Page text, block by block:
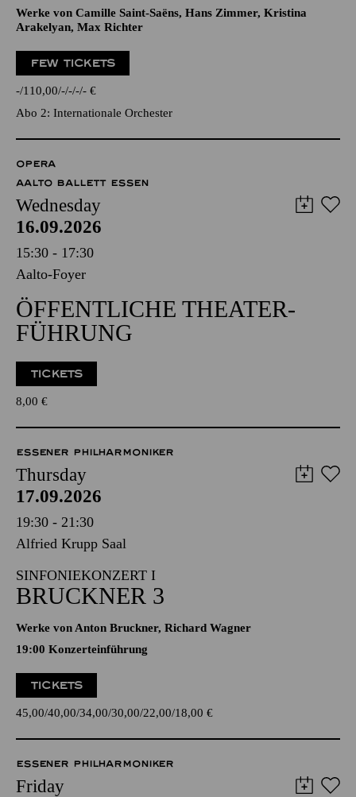
Werke von Camille Saint-Saëns, Hans Zimmer, Kristina
Arakelyan, Max Richter
FEW TICKETS
- 110,00 - - - - €
Abo 2: Internationale Orchester
OPERA
AALTO BALLETT ESSEN
Wednesday
16.09.2026
15:30 - 17:30
Aalto-Foyer
ÖFFENTLICHE THEATER­
FÜHRUNG
TICKETS
8,00 €
ESSENER PHILHARMONIKER
Thursday
17.09.2026
19:30 - 21:30
Alfried Krupp Saal
SINFONIEKONZERT I
BRUCKNER 3
Werke von Anton Bruckner, Richard Wagner
19:00 Konzerteinführung
TICKETS
45,00 40,00 34,00 30,00 22,00 18,00 €
ESSENER PHILHARMONIKER
Friday